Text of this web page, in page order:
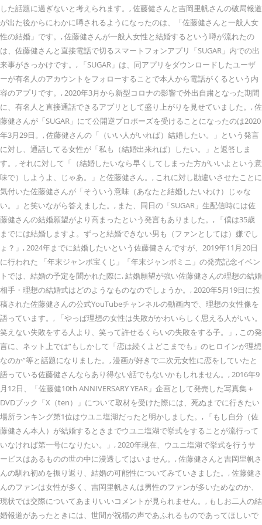
した話題に過ぎないと考えられます。, 佐藤健さんと吉岡里帆さんの破局報道
が出た後からにわかに噂されるようになったのは、「佐藤健さんと一般人女
性の結婚」です。, 佐藤健さんが一般人女性と結婚するという噂が流れたの
は、佐藤健さんと直接電話で切るスマートフォンアプリ「SUGAR」内での出
来事がきっかけです。, 「SUGAR」は、同アプリをダウンロードしたユーザ
ーが有名人のアカウントをフォローすることで本人から電話がくるという内
容のアプリです。, 2020年3月から新型コロナの影響で外出自粛となった期間
に、有名人と直接通話できるアプリとして盛り上がりを見せていました。, 佐
藤健さんが「SUGAR」にて公開逆プロポーズを受けることになったのは2020
年3月29日。, 佐藤健さんの「（いい人がいれば）結婚したい。」という発言
に対し、通話してる女性が「私も（結婚出来れば）したい。」と返答しま
す。, それに対して「（結婚したいなら早くしてしまった方がいいよという意
味で）しようよ、じゃあ。」と佐藤健さん。, これに対し勘違いさせたことに
気付いた佐藤健さんが「そういう意味（あなたと結婚したいわけ）じゃな
い。」と笑いながら答えました。, また、同日の「SUGAR」生配信時には佐
藤健さんの結婚願望がより高まったという発言もありました。, 「僕は35歳
までには結婚しますよ。ずっと結婚できない男も（ファンとしては）嫌でし
ょ？」, 2024年までに結婚したいという佐藤健さんですが、2019年11月20日
に行われた 「年末ジャンボ宝くじ」「年末ジャンボミニ」の発売記念イベン
トでは、結婚の予定を聞かれた際に, 結婚願望が強い佐藤健さんの理想の結婚
相手・理想の結婚式はどのようなものなのでしょうか。, 2020年5月19日に投
稿された佐藤健さんの公式YouTubeチャンネルの動画内で、理想の女性像を
語っています。, 「やっぱ理想の女性は失敗がかわいらしく思える人がいい。
笑えない失敗をする人より、笑って許せるくらいの失敗をする子。」, この発
言に、ネット上では”もしかして「恋は続くよどこまでも」のヒロインが理想
なのか”等と話題になりました。, 漫画が好きで二次元女性に恋をしていたと
語っている佐藤健さんならあり得ない話でもないかもしれません。, 2016年9
月12日、「佐藤健10th ANNIVERSARY YEAR」企画として発売した写真集＋
DVDブック「X（ten）」について取材を受けた際には、死ぬまでに行きたい
場所ランキング第1位はウユニ塩湖だったと明かしました。, 「もし自分（佐
藤健さん本人）が結婚するときまでウユニ塩湖で挙式をすることが流行って
いなければ第一号になりたい。」, 2020年現在、ウユニ塩湖で挙式を行うサ
ービスはあるものの世の中に浸透してはいません。, 佐藤健さんと吉岡里帆さ
んの馴れ初めを振り返り、結婚の可能性についてみていきました。, 佐藤健さ
んのファンは女性が多く、吉岡里帆さんは男性のファンが多いためなのか、
現状では交際についてあまりいいコメントが見られません。, もしお二人の結
婚報道があったときには、世間が祝福の声であふれるものであってほしいで